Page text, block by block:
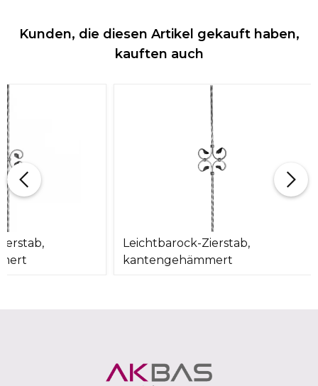
Kunden, die diesen Artikel gekauft haben,
kauften auch
Leichtbarock-Zierstab,
kantengehämmert